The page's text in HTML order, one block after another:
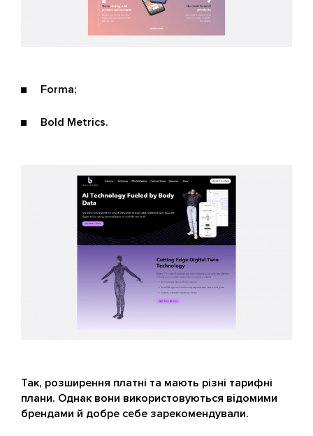
Forma;
Bold Metrics.
Так, розширення платні та мають різні тарифні
плани. Однак вони використовуються відомими
брендами й добре себе зарекомендували.